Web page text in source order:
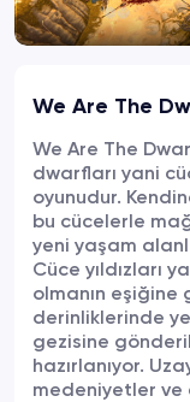
We Are The
We Are The
dwarfları yani
oyunudur.
bu cücelerle
yeni yaşam
Cüce yıldızları
olmanın eşiğine
derinliklerinde
gezisine
hazırlanıyor.
medeniyetler ve